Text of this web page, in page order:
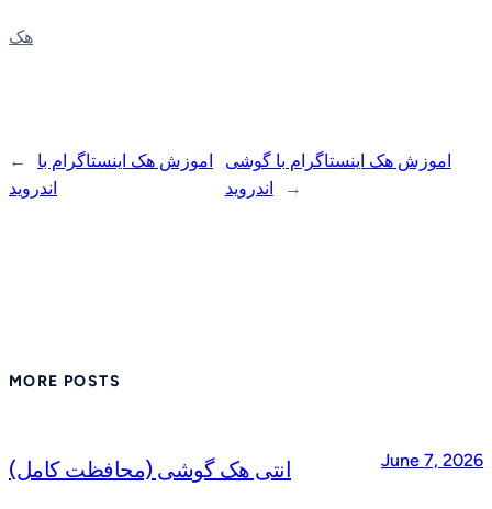
هک
←
اموزش هک اینستاگرام با
اندروید
اموزش هک اینستاگرام با گوشی
اندروید
→
MORE POSTS
انتی هک گوشی (محافظت کامل) June 7, 2026